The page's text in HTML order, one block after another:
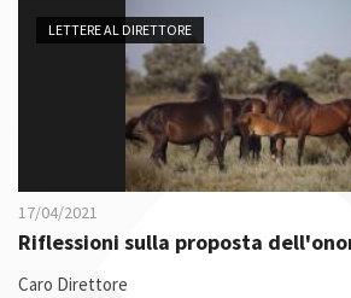
n
LETTERE AL DIRETTORE
17/04/2021
Riflessioni sulla proposta
Caro Direttore